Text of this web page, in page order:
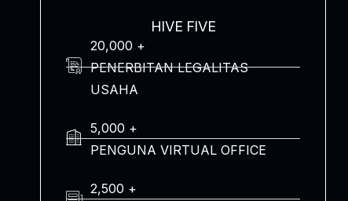
HIVE FIVE
20,000 +
PENERBITAN LEGALITAS
USAHA
5,000 +
PENGUNA VIRTUAL OFFICE
2,500 +